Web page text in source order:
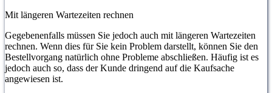
Mit längeren Wartezeiten rechnen
Gegebenenfalls müssen Sie jedoch auch mit längeren Wartezeiten
rechnen. Wenn dies für Sie kein Problem darstellt, können Sie den
Bestellvorgang natürlich ohne Probleme abschließen. Häufig ist es
jedoch auch so, dass der Kunde dringend auf die Kaufsache
angewiesen ist.